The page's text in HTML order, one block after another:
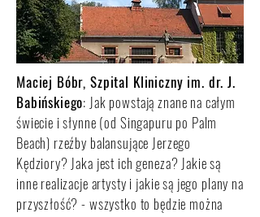
Maciej Bóbr, Szpital Kliniczny im. dr. J.
Babińskiego: Jak powstają znane na całym
świecie i słynne (od Singapuru po Palm
Beach) rzeźby balansujące Jerzego
Kędziory? Jaka jest ich geneza? Jakie są
inne realizacje artysty i jakie są jego plany na
przyszłość? - wszystko to będzie można